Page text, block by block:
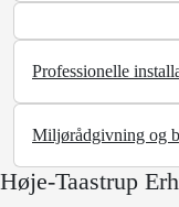
Professionelle
Miljørådgivning og
Høje-Taastrup